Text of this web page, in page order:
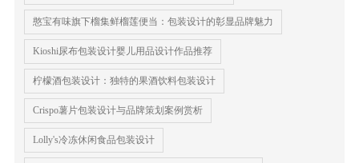
憨宝有味旗下榴集鲜榴莲便当：包装设计的彰显品牌魅力
Kioshi尿布包装设计婴儿用品设计作品推荐
柠檬酒包装设计：独特的果酒饮料包装设计
Crispo薯片包装设计与品牌策划案例赏析
Lolly's冷冻休闲食品包装设计